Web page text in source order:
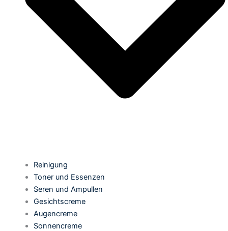
Reinigung
Toner und Essenzen
Seren und Ampullen
Gesichtscreme
Augencreme
Sonnencreme